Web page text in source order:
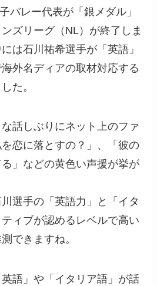
バレー代表が「銀メダル」
ズリーグ（NL）が終了しま
は石川祐希選手が「英語」
外名ディアの取材対応する
た。
話しぶりにネット上のファ
恋に落とすの？」、「彼の
」などの黄色い声援が挙が
選手の「英語力」と「イタ
ィブが認めるレベルで高い
できますね。
語」や「イタリア語」が話